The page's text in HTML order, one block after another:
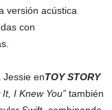
versión acústica
con
Jessie enTOY STORY
It, I Knew You” también